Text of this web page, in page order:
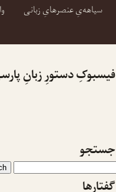
سیاهه‌یِ عنصرهایِ زبانی
فیسبوکِ دستورِ زبانِ
جستجو